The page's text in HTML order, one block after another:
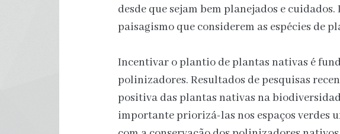
desde que sejam bem planejados e
paisagismo que considerem as espécies de
Incentivar o plantio de plantas nativas é
polinizadores. Resultados de pesquisas
positiva das plantas nativas na
importante priorizá-las nos espaços verdes